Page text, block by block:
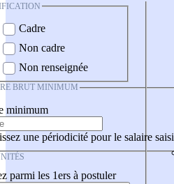
Cadre
Non cadre
Non renseignée
BRUT MINIMUM
minimum
une périodicité pour le salaire saisi
parmi les 1ers à postuler